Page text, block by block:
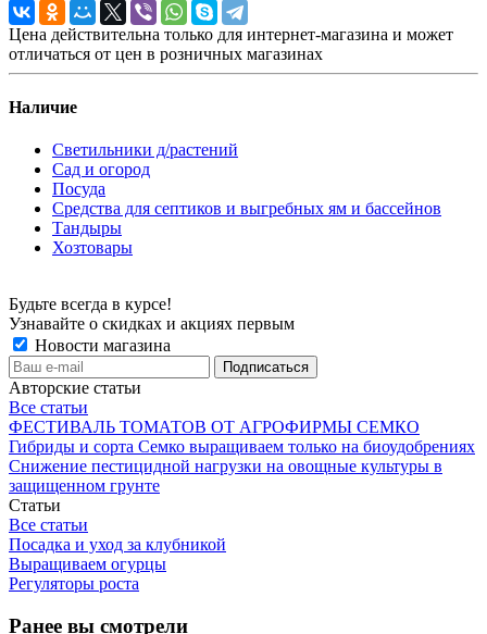
Цена действительна только для интернет-магазина и может
отличаться от цен в розничных магазинах
Наличие
Светильники д/растений
Сад и огород
Посуда
Средства для септиков и выгребных ям и бассейнов
Тандыры
Хозтовары
Будьте всегда в курсе!
Узнавайте о скидках и акциях первым
Новости магазина
Авторские статьи
Все статьи
ФЕСТИВАЛЬ ТОМАТОВ ОТ АГРОФИРМЫ СЕМКО
Гибриды и сорта Семко выращиваем только на биоудобрениях
Снижение пестицидной нагрузки на овощные культуры в
защищенном грунте
Статьи
Все статьи
Посадка и уход за клубникой
Выращиваем огурцы
Регуляторы роста
Ранее вы смотрели